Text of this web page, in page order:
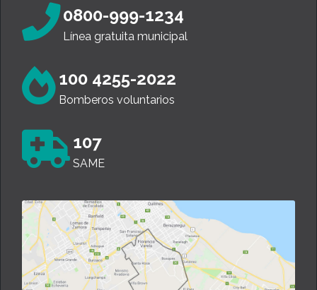
0800-999-1234
Línea gratuita municipal
100 4255-2022
Bomberos voluntarios
107
SAME